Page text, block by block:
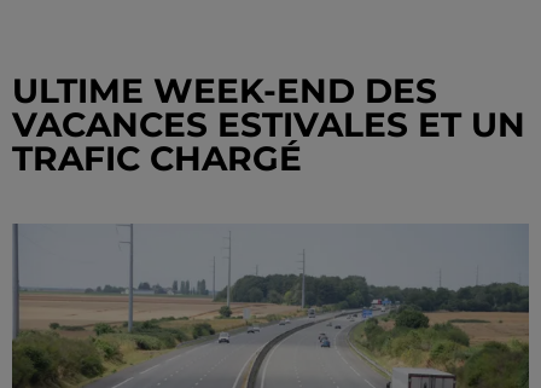
ULTIME WEEK-END DES
VACANCES ESTIVALES ET UN
TRAFIC CHARGÉ